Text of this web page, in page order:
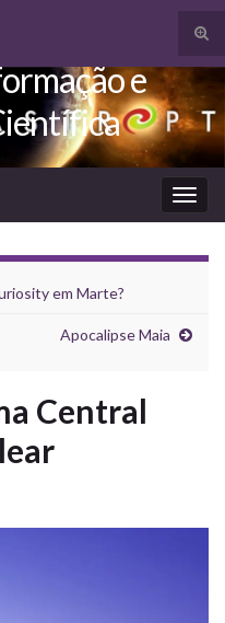
e
em Marte?
Apocalipse Maia
Central